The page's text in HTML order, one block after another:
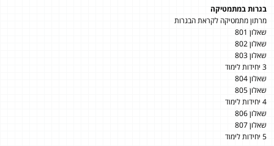
בגרות במתמטיקה
מרתון מתמטיקה לקראת הבגרות
שאלון 801
שאלון 802
שאלון 803
3 יחידות לימוד
שאלון 804
שאלון 805
4 יחידות לימוד
שאלון 806
שאלון 807
5 יחידות לימוד